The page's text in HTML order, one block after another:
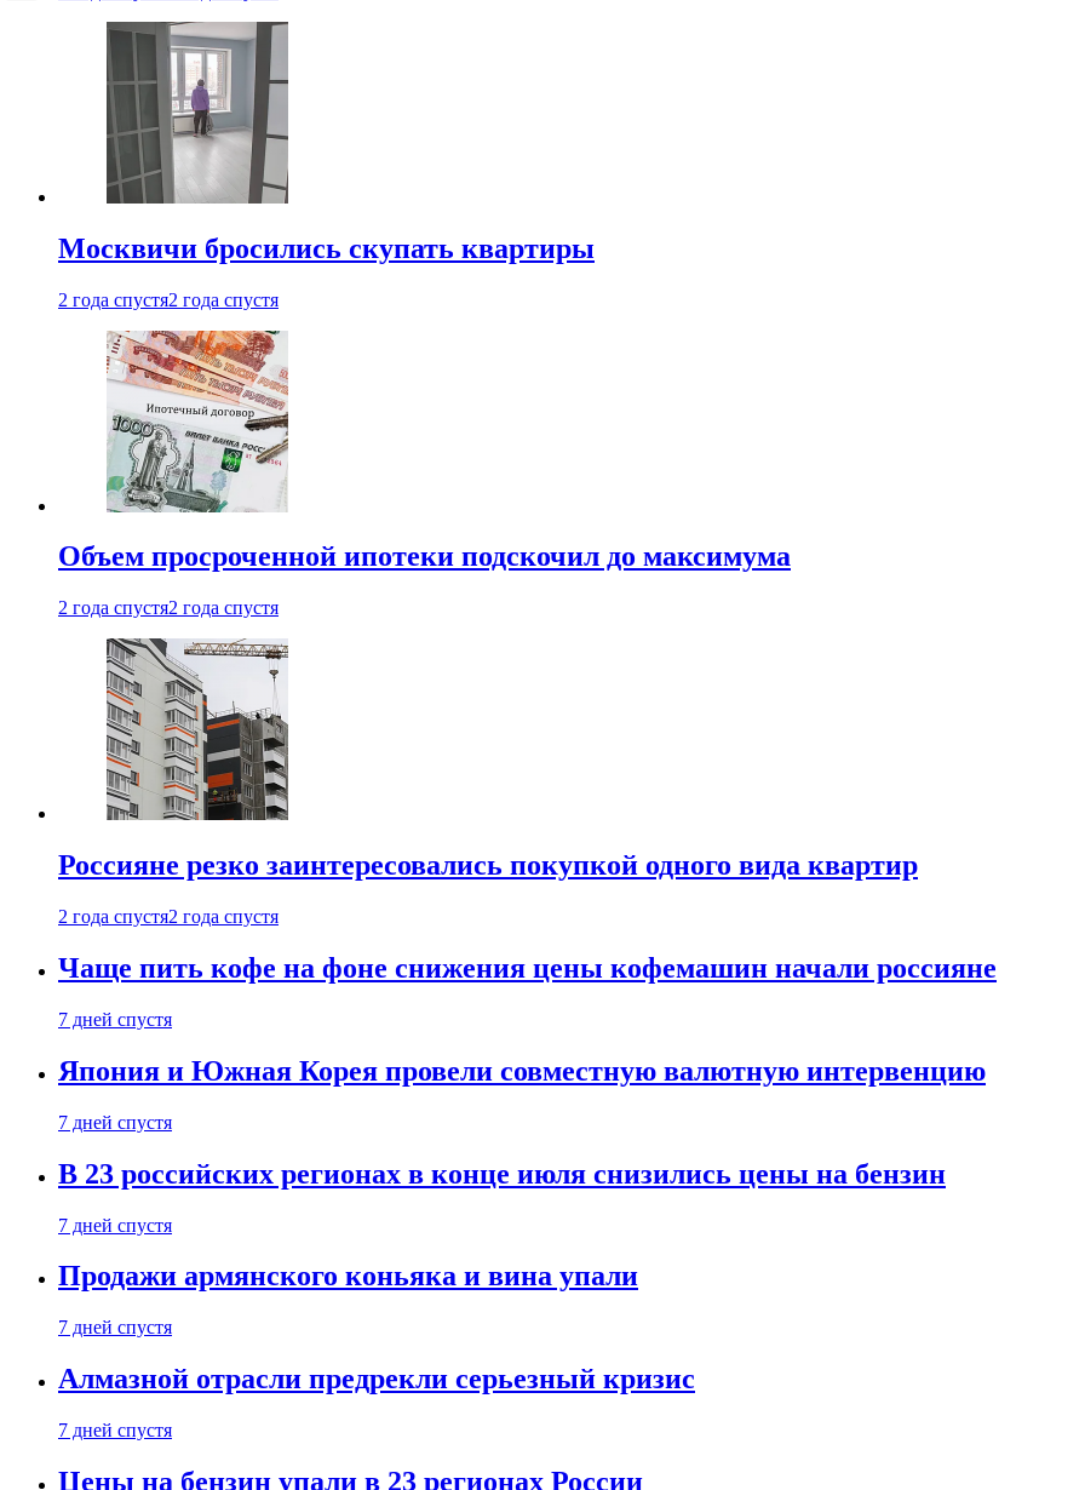
Москвичи бросились скупать квартиры
2 года спустя2 года спустя
Объем просроченной ипотеки подскочил до максимума
2 года спустя2 года спустя
Россияне резко заинтересовались покупкой одного вида квартир
2 года спустя2 года спустя
Чаще пить кофе на фоне снижения цены кофемашин начали россияне
7 дней спустя
Япония и Южная Корея провели совместную валютную интервенцию
7 дней спустя
В 23 российских регионах в конце июля снизились цены на бензин
7 дней спустя
Продажи армянского коньяка и вина упали
7 дней спустя
Алмазной отрасли предрекли серьезный кризис
7 дней спустя
Цены на бензин упали в 23 регионах России